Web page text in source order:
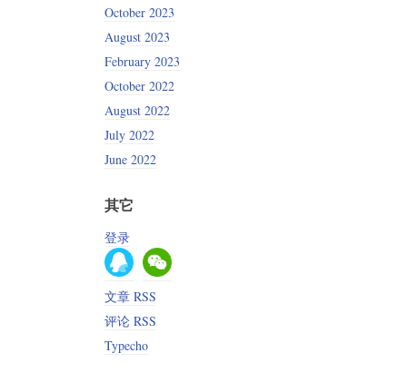
October 2023
August 2023
February 2023
October 2022
August 2022
July 2022
June 2022
其它
登录
文章 RSS
评论 RSS
Typecho